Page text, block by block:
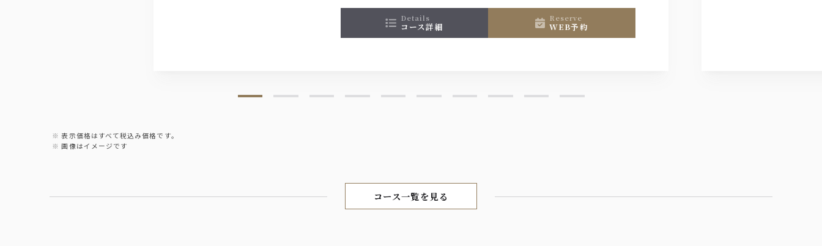
details
コース詳細
reserve
WEB予約
表示価格はすべて税込み価格です。
画像はイメージです
コース一覧を見る